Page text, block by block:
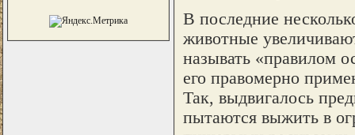
В последние
животные
называть «правилом
его правомерно
Так, выдвигалось
пытаются выжить в